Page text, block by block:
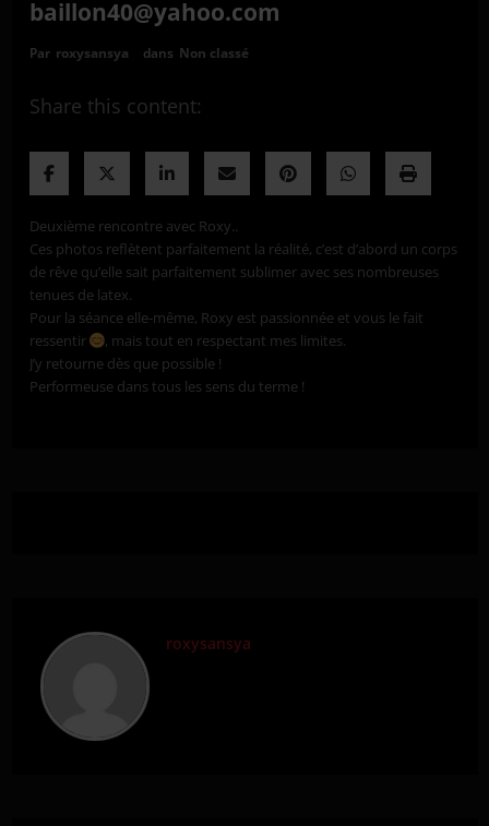
baillon40@yahoo.com
Par roxysansya dans Non classé
Share this content:
Deuxième rencontre avec Roxy..
Ces photos reflètent parfaitement la réalité, c’est d’abord un corps
de rêve qu’elle sait parfaitement sublimer avec ses nombreuses
tenues de latex.
Pour la séance elle-même, Roxy est passionnée et vous le fait
ressentir
, mais tout en respectant mes limites.
J’y retourne dès que possible !
Performeuse dans tous les sens du terme !
roxysansya